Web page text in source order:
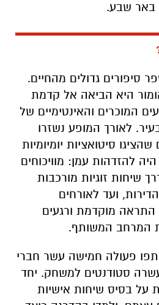
באר שבע.
סיפורים גדולים מהחיים.
היא הביאה אל קדמת
המוכרים והאינטימיים של
לאורך המופע נשזרו
סיטואציות יומיומיות
להזדהות עמן: מוויכוחים
שיחות זוגיות מורכבות
ועד לאורחים
התראה מוקדמת ורגעים
המרחב המשותף.
פעולה חמישה עשר חברי
סטודנטים למשחק. יחד
על בסיס שיחות אישיות